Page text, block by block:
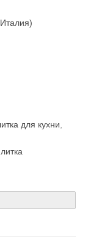
для кухни